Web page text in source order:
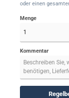
oder einen
Menge
Kommentar